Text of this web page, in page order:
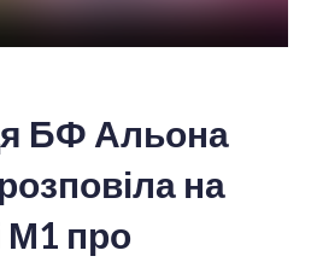
БФ Альона
на
М1 про